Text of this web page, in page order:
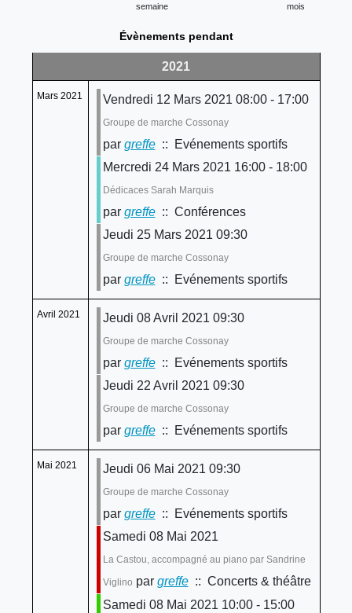
semaine mois
Évènements pendant
2021
Mars 2021 Vendredi 12 Mars 2021 08:00 - 17:00
Groupe de marche Cossonay
par greffe:: Evénements sportifs
Mercredi 24 Mars 2021 16:00 - 18:00
Dédicaces Sarah Marquis
par greffe:: Conférences
Jeudi 25 Mars 2021 09:30
Groupe de marche Cossonay
par greffe:: Evénements sportifs
Avril 2021 Jeudi 08 Avril 2021 09:30
Groupe de marche Cossonay
par greffe:: Evénements sportifs
Jeudi 22 Avril 2021 09:30
Groupe de marche Cossonay
par greffe:: Evénements sportifs
Mai 2021 Jeudi 06 Mai 2021 09:30
Groupe de marche Cossonay
par greffe:: Evénements sportifs
Samedi 08 Mai 2021
La Castou, accompagné au piano par Sandrine
Viglino par greffe:: Concerts & théâtre
Samedi 08 Mai 2021 10:00 - 15:00